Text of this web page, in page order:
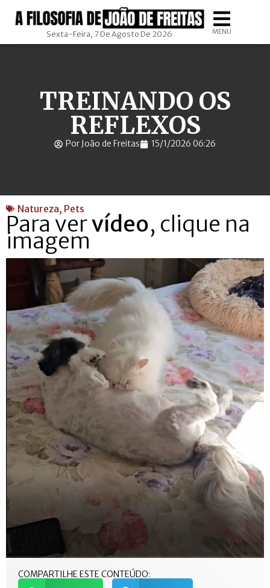
Sexta-Feira, 7 De Agosto De 2026 MENU
TREINANDO OS
REFLEXOS
Por João de Freitas 15/1/2026 06:26
Natureza, Pets
Para vervídeo, clique na
imagem
COMPARTILHE ESTE CONTEÚDO: